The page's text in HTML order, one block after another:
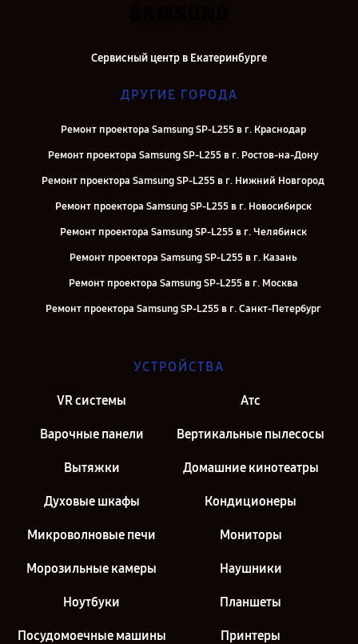
Сервисный центр в Екатеринбурге
ДРУГИЕ ГОРОДА
Ремонт проектора Samsung SP-L255 в г. Краснодар
Ремонт проектора Samsung SP-L255 в г. Ростов-на-Дону
Ремонт проектора Samsung SP-L255 в г. Нижний Новгород
Ремонт проектора Samsung SP-L255 в г. Новосибирск
Ремонт проектора Samsung SP-L255 в г. Челябинск
Ремонт проектора Samsung SP-L255 в г. Казань
Ремонт проектора Samsung SP-L255 в г. Москва
Ремонт проектора Samsung SP-L255 в г. Санкт-Петербург
УСТРОЙСТВА
VR системы Атс
Варочные панели Вертикальные пылесосы
Вытяжки Домашние кинотеатры
Духовые шкафы Кондиционеры
Микроволновые печи Мониторы
Морозильные камеры Наушники
Ноутбуки Планшеты
Посудомоечные машины Принтеры